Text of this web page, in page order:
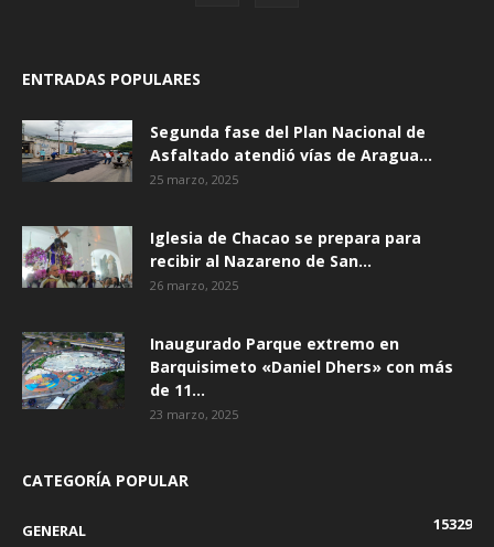
ENTRADAS POPULARES
Segunda fase del Plan Nacional de
Asfaltado atendió vías de Aragua...
25 marzo, 2025
Iglesia de Chacao se prepara para
recibir al Nazareno de San...
26 marzo, 2025
Inaugurado Parque extremo en
Barquisimeto «Daniel Dhers» con más
de 11...
23 marzo, 2025
CATEGORÍA POPULAR
GENERAL 15329